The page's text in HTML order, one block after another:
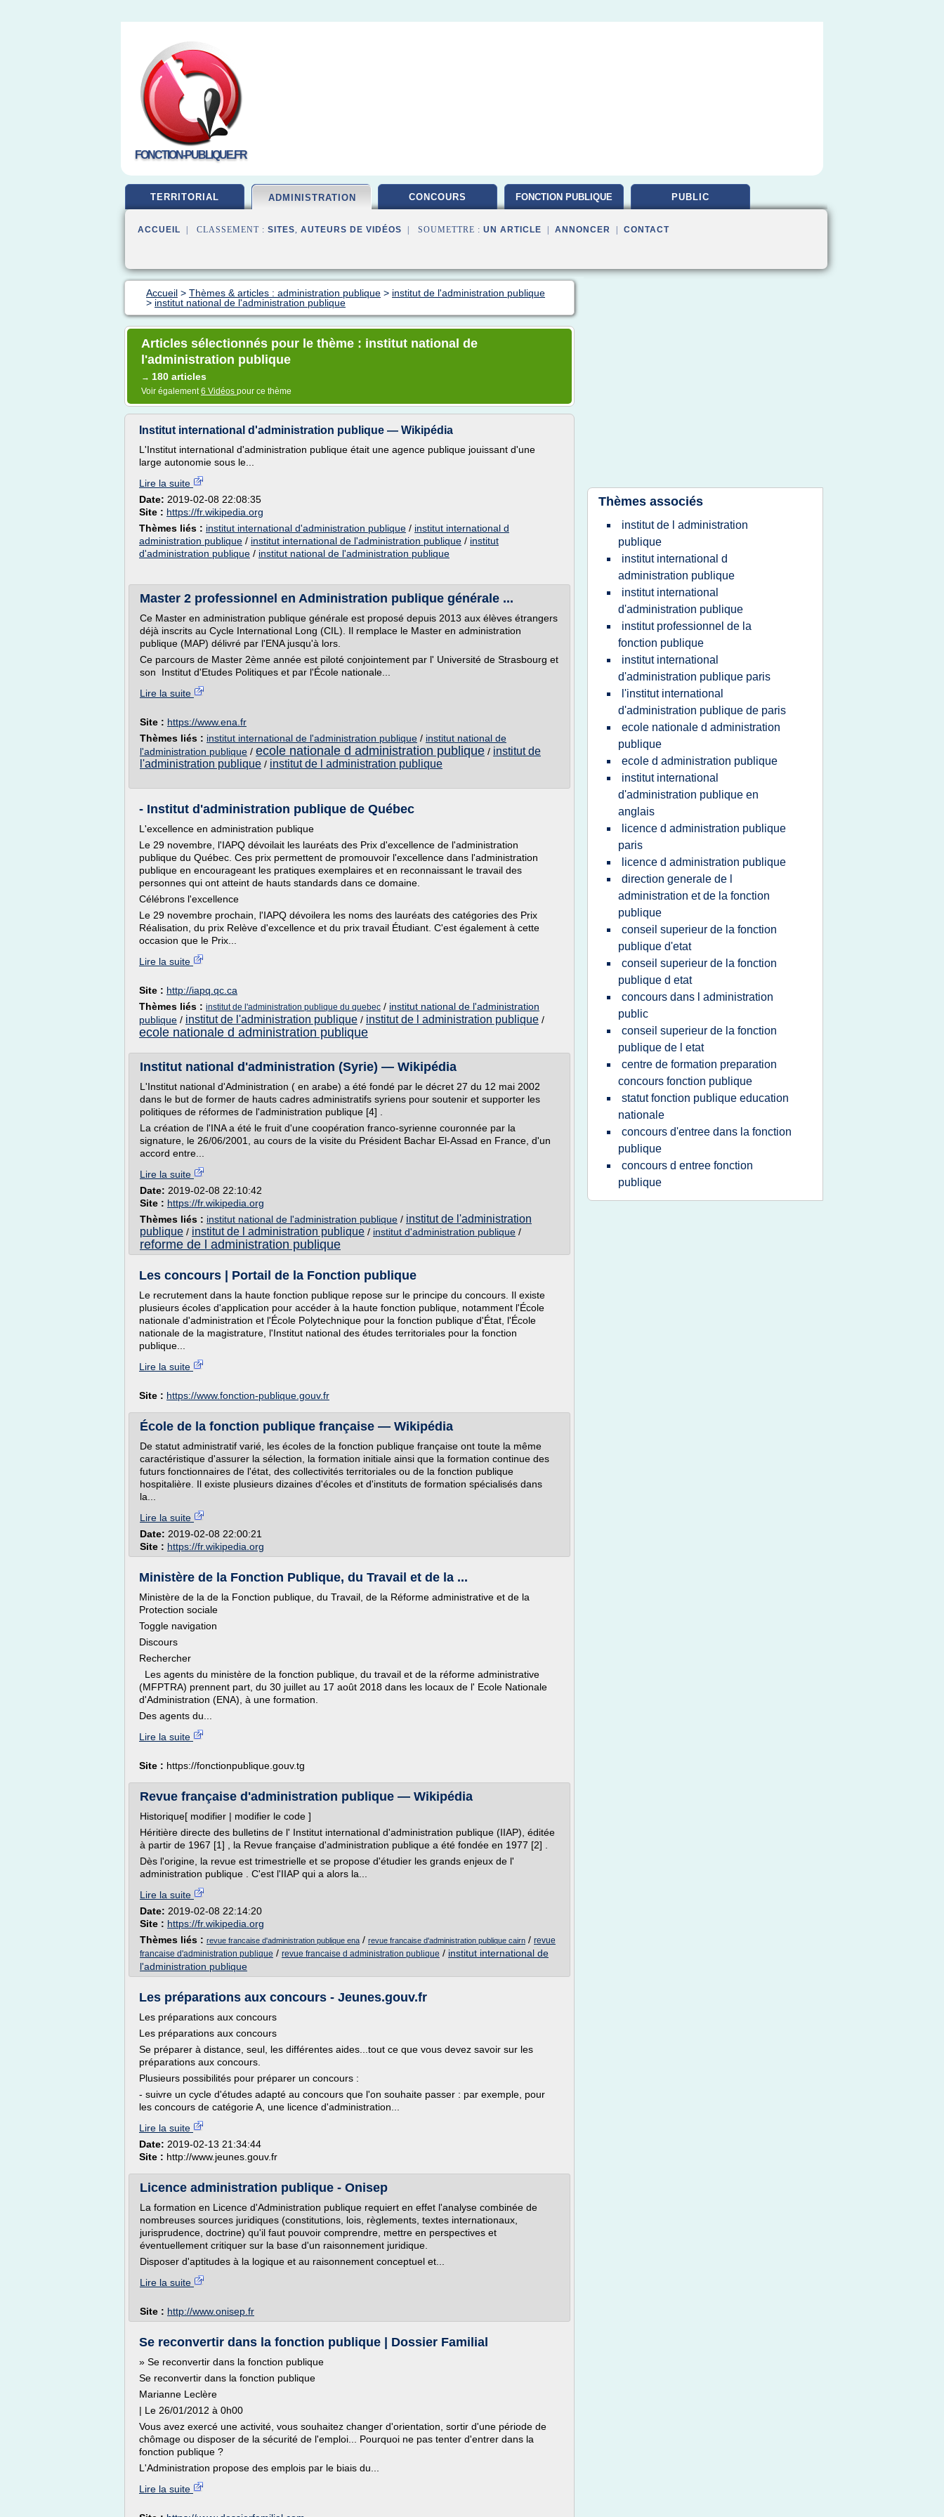
FONCTION-PUBLIQUE.FR
TERRITORIAL ADMINISTRATION CONCOURS FONCTION PUBLIQUE PUBLIC
ACCUEIL | CLASSEMENT : SITES, AUTEURS DE VIDÉOS | SOUMETTRE : UN ARTICLE ANNONCER CONTACT
Accueil > Thèmes & articles : administration publique > institut de l'administration publique
> institut national de l'administration publique
Articles sélectionnés pour le thème : institut national de
l'administration publique
→ 180 articles
Voir également6 Vidéos pour ce thème
Institut international d'administration publique — Wikipédia
L'Institut international d'administration publique était une agence publique jouissant d'une
large autonomie sous le...
Lire la suite
Date: 2019-02-08 22:08:35
Site : https://fr.wikipedia.org
Thèmes liés : institut international d'administration publique / institut international d
administration publique / institut international de l'administration publique / institut
d'administration publique / institut national de l'administration publique
Master 2 professionnel en Administration publique générale ...
Ce Master en administration publique générale est proposé depuis 2013 aux élèves étrangers
déjà inscrits au Cycle International Long (CIL). Il remplace le Master en administration
publique (MAP) délivré par l'ENA jusqu'à lors.
Ce parcours de Master 2ème année est piloté conjointement par l' Université de Strasbourg et
son Institut d'Etudes Politiques et par l'École nationale...
Lire la suite
Site : https://www.ena.fr
Thèmes liés : institut international de l'administration publique / institut national de
l'administration publique / ecole nationale d administration publique / institut de
l'administration publique / institut de l administration publique
- Institut d'administration publique de Québec
L'excellence en administration publique
Le 29 novembre, l'IAPQ dévoilait les lauréats des Prix d'excellence de l'administration
publique du Québec. Ces prix permettent de promouvoir l'excellence dans l'administration
publique en encourageant les pratiques exemplaires et en reconnaissant le travail des
personnes qui ont atteint de hauts standards dans ce domaine.
Célébrons l'excellence
Le 29 novembre prochain, l'IAPQ dévoilera les noms des lauréats des catégories des Prix
Réalisation, du prix Relève d'excellence et du prix travail Étudiant. C'est également à cette
occasion que le Prix...
Lire la suite
Site : http://iapq.qc.ca
Thèmes liés : institut de l'administration publique du quebec / institut national de l'administration
publique / institut de l'administration publique / institut de l administration publique /
ecole nationale d administration publique
Institut national d'administration (Syrie) — Wikipédia
L'Institut national d'Administration ( en arabe) a été fondé par le décret 27 du 12 mai 2002
dans le but de former de hauts cadres administratifs syriens pour soutenir et supporter les
politiques de réformes de l'administration publique [4] .
La création de l'INA a été le fruit d'une coopération franco-syrienne couronnée par la
signature, le 26/06/2001, au cours de la visite du Président Bachar El-Assad en France, d'un
accord entre...
Lire la suite
Date: 2019-02-08 22:10:42
Site : https://fr.wikipedia.org
Thèmes liés : institut national de l'administration publique / institut de l'administration
publique / institut de l administration publique / institut d'administration publique /
reforme de l administration publique
Les concours | Portail de la Fonction publique
Le recrutement dans la haute fonction publique repose sur le principe du concours. Il existe
plusieurs écoles d'application pour accéder à la haute fonction publique, notamment l'École
nationale d'administration et l'École Polytechnique pour la fonction publique d'État, l'École
nationale de la magistrature, l'Institut national des études territoriales pour la fonction
publique...
Lire la suite
Site : https://www.fonction-publique.gouv.fr
École de la fonction publique française — Wikipédia
De statut administratif varié, les écoles de la fonction publique française ont toute la même
caractéristique d'assurer la sélection, la formation initiale ainsi que la formation continue des
futurs fonctionnaires de l'état, des collectivités territoriales ou de la fonction publique
hospitalière. Il existe plusieurs dizaines d'écoles et d'instituts de formation spécialisés dans
la...
Lire la suite
Date: 2019-02-08 22:00:21
Site : https://fr.wikipedia.org
Ministère de la Fonction Publique, du Travail et de la ...
Ministère de la de la Fonction publique, du Travail, de la Réforme administrative et de la
Protection sociale
Toggle navigation
Discours
Rechercher
Les agents du ministère de la fonction publique, du travail et de la réforme administrative
(MFPTRA) prennent part, du 30 juillet au 17 août 2018 dans les locaux de l' Ecole Nationale
d'Administration (ENA), à une formation.
Des agents du...
Lire la suite
Site : https://fonctionpublique.gouv.tg
Revue française d'administration publique — Wikipédia
Historique[ modifier | modifier le code ]
Héritière directe des bulletins de l' Institut international d'administration publique (IIAP), éditée
à partir de 1967 [1] , la Revue française d'administration publique a été fondée en 1977 [2] .
Dès l'origine, la revue est trimestrielle et se propose d'étudier les grands enjeux de l'
administration publique . C'est l'IIAP qui a alors la...
Lire la suite
Date: 2019-02-08 22:14:20
Site : https://fr.wikipedia.org
Thèmes liés : revue francaise d'administration publique ena / revue francaise d'administration publique cairn / revue
francaise d'administration publique / revue francaise d administration publique / institut international de
l'administration publique
Les préparations aux concours - Jeunes.gouv.fr
Les préparations aux concours
Les préparations aux concours
Se préparer à distance, seul, les différentes aides...tout ce que vous devez savoir sur les
préparations aux concours.
Plusieurs possibilités pour préparer un concours :
- suivre un cycle d'études adapté au concours que l'on souhaite passer : par exemple, pour
les concours de catégorie A, une licence d'administration...
Lire la suite
Date: 2019-02-13 21:34:44
Site : http://www.jeunes.gouv.fr
Licence administration publique - Onisep
La formation en Licence d'Administration publique requiert en effet l'analyse combinée de
nombreuses sources juridiques (constitutions, lois, règlements, textes internationaux,
jurisprudence, doctrine) qu'il faut pouvoir comprendre, mettre en perspectives et
éventuellement critiquer sur la base d'un raisonnement juridique.
Disposer d'aptitudes à la logique et au raisonnement conceptuel et...
Lire la suite
Site : http://www.onisep.fr
Se reconvertir dans la fonction publique | Dossier Familial
» Se reconvertir dans la fonction publique
Se reconvertir dans la fonction publique
Marianne Leclère
| Le 26/01/2012 à 0h00
Vous avez exercé une activité, vous souhaitez changer d'orientation, sortir d'une période de
chômage ou disposer de la sécurité de l'emploi... Pourquoi ne pas tenter d'entrer dans la
fonction publique ?
L'Administration propose des emplois par le biais du...
Lire la suite
Thèmes associés
institut de l administration
publique
institut international d
administration publique
institut international
d'administration publique
institut professionnel de la
fonction publique
institut international
d'administration publique paris
l'institut international
d'administration publique de paris
ecole nationale d administration
publique
ecole d administration publique
institut international
d'administration publique en
anglais
licence d administration publique
paris
licence d administration publique
direction generale de l
administration et de la fonction
publique
conseil superieur de la fonction
publique d'etat
conseil superieur de la fonction
publique d etat
concours dans l administration
public
conseil superieur de la fonction
publique de l etat
centre de formation preparation
concours fonction publique
statut fonction publique education
nationale
concours d'entree dans la fonction
publique
concours d entree fonction
publique